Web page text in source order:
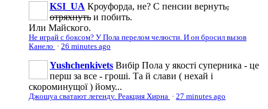
KSI_UA Кроуфорда, не? С пенсии вернуть,
отряхнуть и побить.
Или Майского.
Не играй с боксом? У Пола перелом челюсти. И он бросил вызов
Канело · 26 minutes ago
Yushchenkivets Вибір Пола у якості суперника - це
перш за все - гроші. Та й слави ( нехай і
скороминущої ) йому...
Джошуа сватают легенду. Реакция Хирна · 27 minutes ago